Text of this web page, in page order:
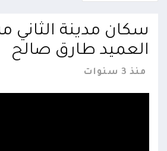
سكان مدينة الثاني
العميد طارق صالح
منذ 3 سنوات